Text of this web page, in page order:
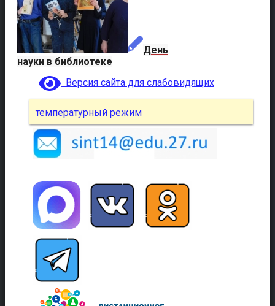
День
науки в библиотеке
Версия сайта для слабовидящих
температурный режим